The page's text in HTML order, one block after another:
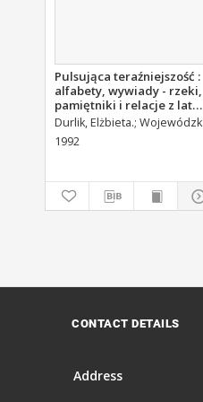
Pulsująca teraźniejszość :
alfabety, wywiady - rzeki,
pamiętniki i relacje z lat
1989-1992 w wyborze :
zestawienie
bibliograficzne
Durlik, Elżbieta. Wojewódzka Biblioteka Publiczna w Kielcach. Dział Informacyjno-Bibliograficzny.
1992
CONTACT DETAILS
Address